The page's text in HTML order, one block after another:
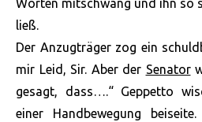
Worten mitschwang und ihn so
ließ.
Der Anzugträger zog ein
mir Leid, Sir. Aber der Senator
gesagt, dass….“ Geppetto
einer Handbewegung